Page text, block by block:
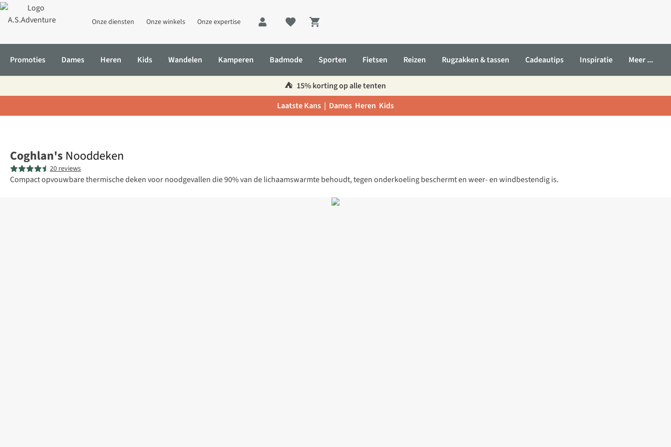
Onze diensten Onze winkels Onze expertise
Shopping cart
Promoties Dames Heren Kids Wandelen Kamperen Badmode Sporten Fietsen Reizen Rugzakken & tassen Cadeautips Inspiratie Meer ...
⛺️ 15% korting op alle tenten
Laatste Kans | Dames Heren Kids
Coghlan's Nooddeken
20 reviews
Compact opvouwbare thermische deken voor noodgevallen die 90% van de lichaamswarmte behoudt, tegen onderkoeling beschermt en weer- en windbestendig is.